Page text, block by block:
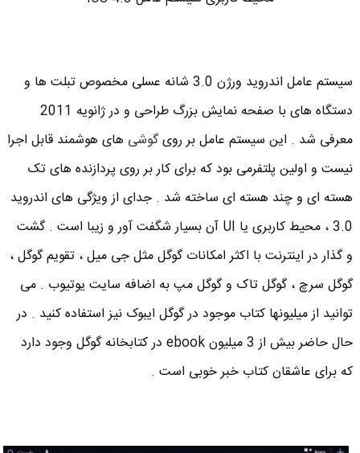
سیستم عامل اندروید ورژن 3.0 شانه عسلی مخصوص تبلت ها و
دستگاه های با صفحه نمایش بزرگ طراحی و در ژانویه 2011
معرفی شد . این سیستم عامل بر رویگوشی های هوشمند قابل اجرا
نیست و اولین پلتفرمی بود که برای کار بر روی پردازنده های تک
هسته ای و چند هسته ای ساخته شد . جدای از ویژگی های اندروید
3.0 ، محیط کاربری یا UI آن بسیار شگفت آور و زیبا است . گشت
و گذار در اینترنت با اکثر امکانات گوگل مثل جی میل ، تقویم گوگل ،
گوگل سرچ ، گوگل تاک و گوگل مپ به اضافه سایت یوتیوب . می
توانید از میلیونها کتاب موجود در گوگل ایبوک نیز استفاده کنید . در
حال حاضر بیش از 3 میلیون ebook در کتابخانه گوگل وجود دارد
که برای عاشقان کتاب خبر خوبی است .